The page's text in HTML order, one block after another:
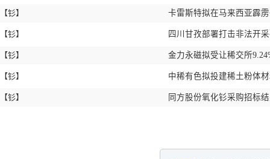
【钐】
【钐】
【钐】
【钐】
【钐】
卡雷斯特拟在马来西亚霹
四川甘孜部署打击非法开
金力永磁拟受让稀交所
中稀有色拟投建稀土粉体
同方股份氧化钐采购招标